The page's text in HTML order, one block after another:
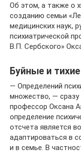
Об этом, а также о
созданию семьи
медицинских наук,
психиатрической
В.П. Сербского»
Буйные и тихие
— Определений
множество, — сразу
профессор Оксана
определение
отсчета является
адаптироваться в
и в семье. В